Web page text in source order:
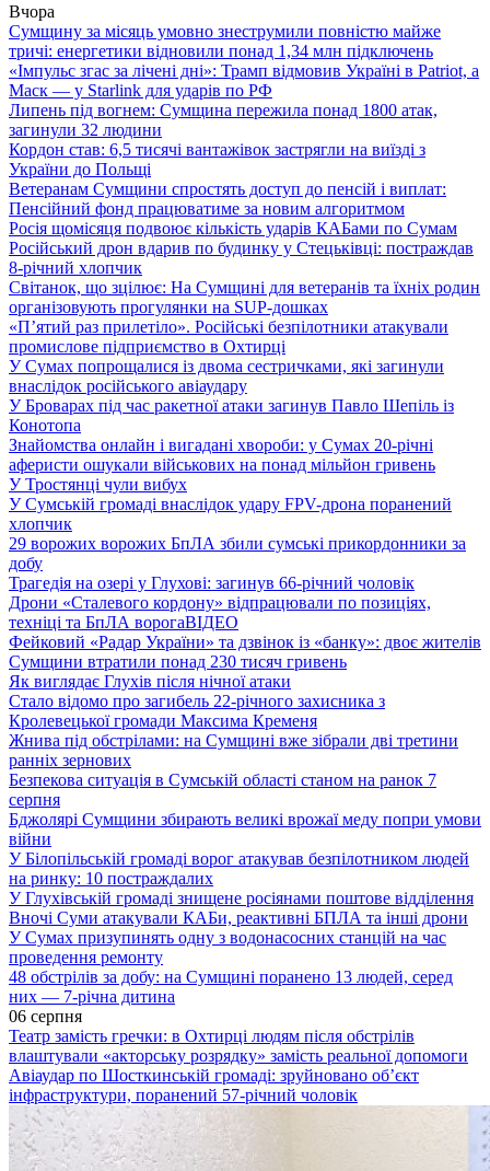
Вчора
Сумщину за місяць умовно знеструмили повністю майже
тричі: енергетики відновили понад 1,34 млн підключень
«Імпульс згас за лічені дні»: Трамп відмовив Україні в Patriot, а
Маск — у Starlink для ударів по РФ
Липень під вогнем: Сумщина пережила понад 1800 атак,
загинули 32 людини
Кордон став: 6,5 тисячі вантажівок застрягли на виїзді з
України до Польщі
Ветеранам Сумщини спростять доступ до пенсій і виплат:
Пенсійний фонд працюватиме за новим алгоритмом
Росія щомісяця подвоює кількість ударів КАБами по Сумам
Російський дрон вдарив по будинку у Стецьківці: постраждав
8-річний хлопчик
Світанок, що зцілює: На Сумщині для ветеранів та їхніх родин
організовують прогулянки на SUP-дошках
«П’ятий раз прилетіло». Російські безпілотники атакували
промислове підприємство в Охтирці
У Сумах попрощалися із двома сестричками, які загинули
внаслідок російського авіаудару
У Броварах під час ракетної атаки загинув Павло Шепіль із
Конотопа
Знайомства онлайн і вигадані хвороби: у Сумах 20-річні
аферисти ошукали військових на понад мільйон гривень
У Тростянці чули вибух
У Сумській громаді внаслідок удару FPV-дрона поранений
хлопчик
29 ворожих ворожих БпЛА збили сумські прикордонники за
добу
Трагедія на озері у Глухові: загинув 66-річний чоловік
Дрони «Сталевого кордону» відпрацювали по позиціях,
техніці та БпЛА ворогаВІДЕО
Фейковий «Радар України» та дзвінок із «банку»: двоє жителів
Сумщини втратили понад 230 тисяч гривень
Як виглядає Глухів після нічної атаки
Стало відомо про загибель 22-річного захисника з
Кролевецької громади Максима Кременя
Жнива під обстрілами: на Сумщині вже зібрали дві третини
ранніх зернових
Безпекова ситуація в Сумській області станом на ранок 7
серпня
Бджолярі Сумщини збирають великі врожаї меду попри умови
війни
У Білопільській громаді ворог атакував безпілотником людей
на ринку: 10 постраждалих
У Глухівській громаді знищене росіянами поштове відділення
Вночі Суми атакували КАБи, реактивні БПЛА та інші дрони
У Сумах призупинять одну з водонасосних станцій на час
проведення ремонту
48 обстрілів за добу: на Сумщині поранено 13 людей, серед
них — 7-річна дитина
06 серпня
Театр замість гречки: в Охтирці людям після обстрілів
влаштували «акторську розрядку» замість реальної допомоги
Авіаудар по Шосткинській громаді: зруйновано об’єкт
інфраструктури, поранений 57-річний чоловік